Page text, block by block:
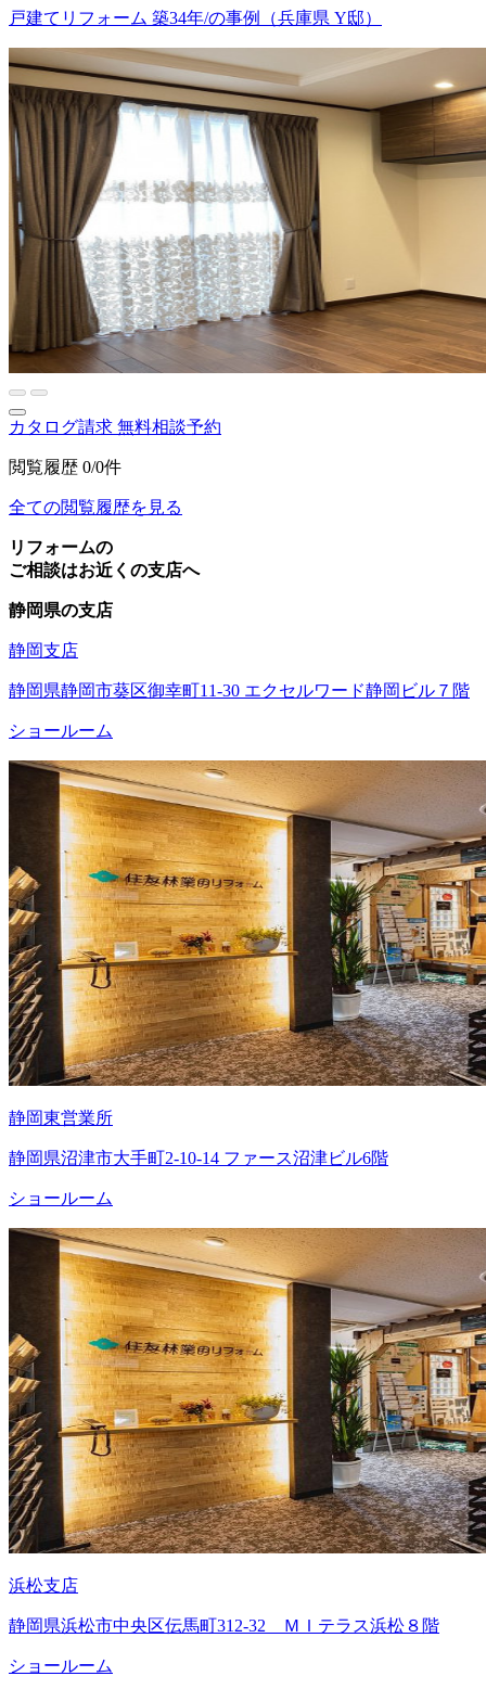
戸建てリフォーム 築34年/の事例（兵庫県 Y邸）
カタログ請求 無料相談予約
閲覧履歴 0/0件
全ての閲覧履歴を見る
リフォームの
ご相談はお近くの支店へ
静岡県の支店
静岡支店
静岡県静岡市葵区御幸町11-30 エクセルワード静岡ビル７階
ショールーム
静岡東営業所
静岡県沼津市大手町2-10-14 ファース沼津ビル6階
ショールーム
浜松支店
静岡県浜松市中央区伝馬町312-32 ＭＩテラス浜松８階
ショールーム